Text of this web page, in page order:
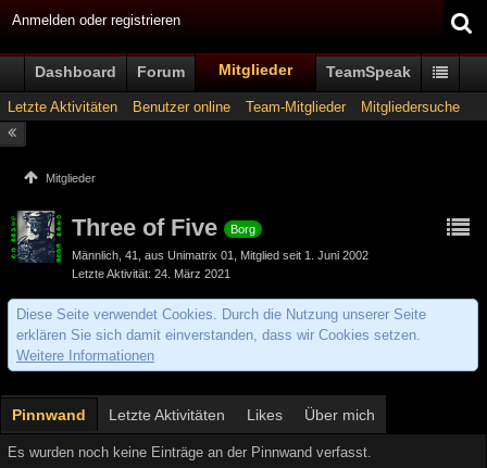
Anmelden oder registrieren
Dashboard Forum Mitglieder TeamSpeak
Letzte Aktivitäten Benutzer online Team-Mitglieder Mitgliedersuche
Mitglieder
Three of Five
Borg
Männlich 41 aus Unimatrix 01
Mitglied seit 1. Juni 2002
Letzte Aktivität 24. März 2021
Diese Seite verwendet Cookies. Durch die Nutzung unserer Seite
erklären Sie sich damit einverstanden, dass wir Cookies setzen.
Weitere Informationen
Pinnwand Letzte Aktivitäten Likes Über mich
Es wurden noch keine Einträge an der Pinnwand verfasst.